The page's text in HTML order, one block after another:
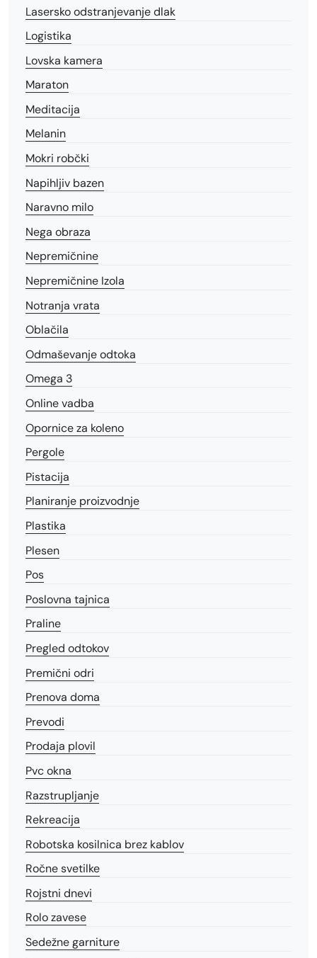
Lasersko odstranjevanje dlak
Logistika
Lovska kamera
Maraton
Meditacija
Melanin
Mokri robčki
Napihljiv bazen
Naravno milo
Nega obraza
Nepremičnine
Nepremičnine Izola
Notranja vrata
Oblačila
Odmaševanje odtoka
Omega 3
Online vadba
Opornice za koleno
Pergole
Pistacija
Planiranje proizvodnje
Plastika
Plesen
Pos
Poslovna tajnica
Praline
Pregled odtokov
Premični odri
Prenova doma
Prevodi
Prodaja plovil
Pvc okna
Razstrupljanje
Rekreacija
Robotska kosilnica brez kablov
Ročne svetilke
Rojstni dnevi
Rolo zavese
Sedežne garniture